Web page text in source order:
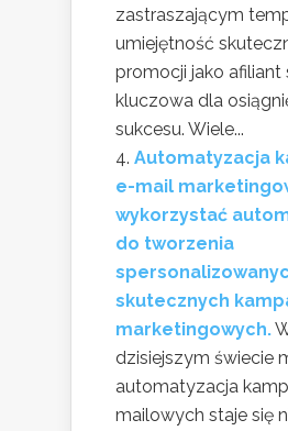
zastraszającym
umiejętność
promocji jako afiliant
kluczowa dla
sukcesu. Wiele...
Automatyzacja
e-mail
wykorzystać
do tworzenia
skutecznych
marketingowych.
dzisiejszym świecie
automatyzacja
mailowych staje się